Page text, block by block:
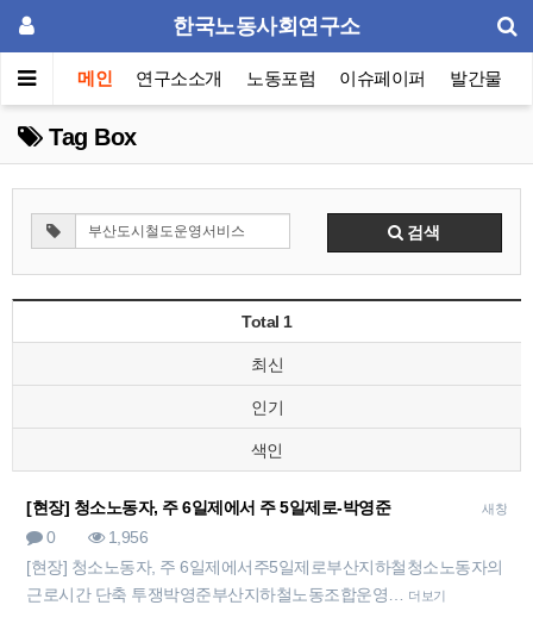
한국노동사회연구소
메인 연구소소개 노동포럼 이슈페이퍼 발간물
Tag Box
검색
Total 1
최신
인기
색인
새창
[현장] 청소노동자, 주 6일제에서 주 5일제로-박영준
0
1,956
[현장] 청소노동자, 주 6일제에서주5일제로부산지하철청소노동자의
근로시간 단축 투쟁박영준부산지하철노동조합운영…
더보기